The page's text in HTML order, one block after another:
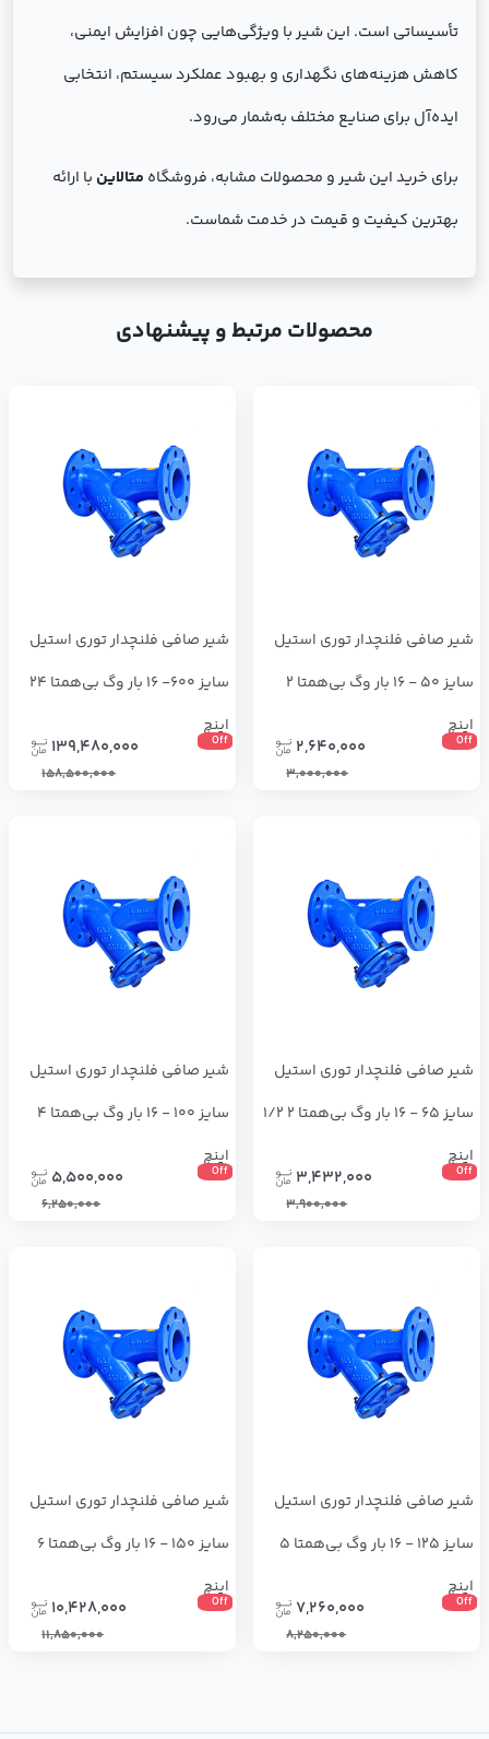
تأسیساتی است. این شیر با ویژگی‌هایی چون افزایش ایمنی،
کاهش هزینه‌های نگهداری و بهبود عملکرد سیستم، انتخابی
ایده‌آل برای صنایع مختلف به‌شمار می‌رود.
برای خرید این شیر و محصولات مشابه، فروشگاه متالاین با ارائه
بهترین کیفیت و قیمت در خدمت شماست.
محصولات مرتبط و پیشنهادی
شیر صافی فلنچدار توری استیل
سایز 50 - 16 بار وگ بی‌همتا 2
اینچ
Off
2,640,000
3,000,000
شیر صافی فلنچدار توری استیل
سایز 600- 16 بار وگ بی‌همتا 24
اینچ
Off
139,480,000
158,500,000
شیر صافی فلنچدار توری استیل
سایز 65 - 16 بار وگ بی‌همتا 2 1/2
اینچ
Off
3,432,000
3,900,000
شیر صافی فلنچدار توری استیل
سایز 100 - 16 بار وگ بی‌همتا 4
اینچ
Off
5,500,000
6,250,000
شیر صافی فلنچدار توری استیل
سایز 125 - 16 بار وگ بی‌همتا 5
اینچ
Off
7,260,000
8,250,000
شیر صافی فلنچدار توری استیل
سایز 150 - 16 بار وگ بی‌همتا 6
اینچ
Off
10,428,000
11,850,000